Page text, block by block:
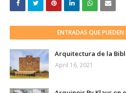
ENTRADAS QUE PUEDEN
Arquitectura de la
April 16, 2021